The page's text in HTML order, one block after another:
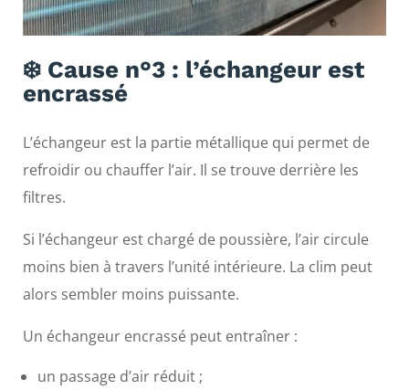
❄️ Cause n°3 : l’échangeur est
encrassé
L’échangeur est la partie métallique qui permet de
refroidir ou chauffer l’air. Il se trouve derrière les
filtres.
Si l’échangeur est chargé de poussière, l’air circule
moins bien à travers l’unité intérieure. La clim peut
alors sembler moins puissante.
Un échangeur encrassé peut entraîner :
un passage d’air réduit ;